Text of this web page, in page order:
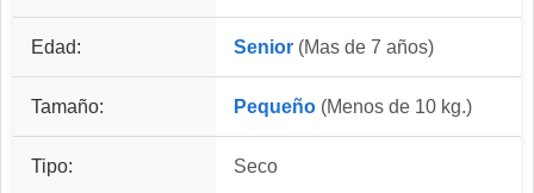
Edad: Senior (Mas de 7 años)
Tamaño: Pequeño (Menos de 10 kg.)
Tipo: Seco